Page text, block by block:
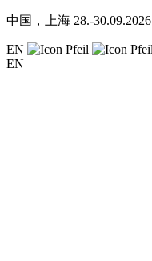
中国，上海 28.-30.09.2026
EN
EN